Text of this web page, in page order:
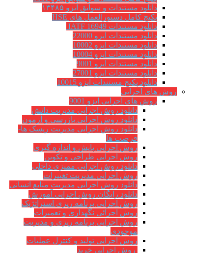
دانلود مستندات و سوابق ایزو ۱۳۴۸۵
پکیج کامل دستورالعمل های HSE
دانلود مستندات IATF 16949
دانلود مستندات ایزو 22000
دانلود مستندات ایزو 10002
دانلود مستندات ایزو 10004
دانلود مستندات ایزو 9001
دانلود مستندات ایزو 27001
دانلود پکیج مستندات ایزو 10015
روش های اجرایی
روش های اجرایی ایزو 9001
دانلود روش اجرایی مدیریت دانش
دانلود روش اجرایی بازرسی و آزمون
دانلود روش اجرایی مدیریت ریسک ها-
فرصت ها
روش اجرایی پایش و اندازه گیری
روش اجرایی طراحی و تکوین
دانلود روش اجرایی ممیزی داخلی
روش اجرایی مدیریت تغییرات
دانلود روش اجرایی مدیریت منابع انسانی
دانلود رایگان روش اجرایی آموزش
روش اجرایی برنامه ریزی استراتژیک
روش اجرائی نگهداری و تعمیرات
روش اجرایی برنامه ریزی و مدیریت
موجودی
روش اجرایی تولید و کنترل عملیات
روش اجرایی خرید